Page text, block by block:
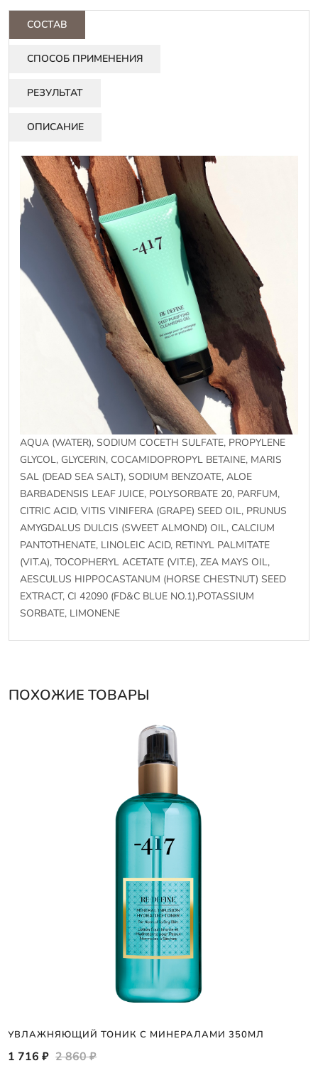
СОСТАВ
СПОСОБ ПРИМЕНЕНИЯ
РЕЗУЛЬТАТ
ОПИСАНИЕ
AQUA (WATER), SODIUM COCETH SULFATE, PROPYLENE
GLYCOL, GLYCERIN, COCAMIDOPROPYL BETAINE, MARIS
SAL (DEAD SEA SALT), SODIUM BENZOATE, ALOE
BARBADENSIS LEAF JUICE, POLYSORBATE 20, PARFUM,
CITRIC ACID, VITIS VINIFERA (GRAPE) SEED OIL, PRUNUS
AMYGDALUS DULCIS (SWEET ALMOND) OIL, CALCIUM
PANTOTHENATE, LINOLEIC ACID, RETINYL PALMITATE
(VIT.A), TOCOPHERYL ACETATE (VIT.E), ZEA MAYS OIL,
AESCULUS HIPPOCASTANUM (HORSE CHESTNUT) SEED
EXTRACT, CI 42090 (FD&C BLUE NO.1),POTASSIUM
SORBATE, LIMONENE
ПОХОЖИЕ ТОВАРЫ
УВЛАЖНЯЮЩИЙ ТОНИК С МИНЕРАЛАМИ 350МЛ
1 716 ₽ 2 860 ₽